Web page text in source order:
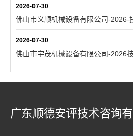
2026-07-30
佛山市义顺机械设备有限公司-2026-
2026-07-30
佛山市宇茂机械设备有限公司-2026
广东顺德安评技术咨询